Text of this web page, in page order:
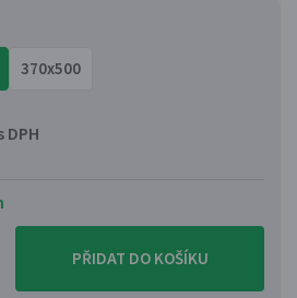
370x500
DPH
PŘIDAT DO KOŠÍKU